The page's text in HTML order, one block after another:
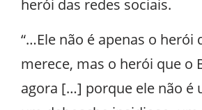
herói das redes sociais.
“…Ele não é apenas o herói
merece, mas o herói que o
agora […] porque ele não é